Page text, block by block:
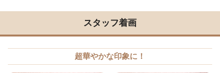
スタッフ着画
超華やかな印象に！